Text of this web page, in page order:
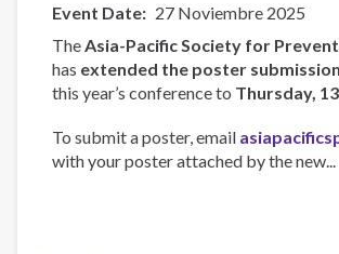
Event Date
27 Noviembre 2025
The Asia-Pacific Society for
has extended the poster
this year’s conference to Thursday,
To submit a poster, email
with your poster attached by the new...